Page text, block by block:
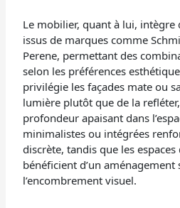
Le mobilier, quant à lui, intègre
issus de marques comme
Perene, permettant des
selon les préférences
privilégie les façades mate ou
lumière plutôt que de la
profondeur apaisant dans
minimalistes ou intégrées
discrète, tandis que les
bénéficient d’un
l’encombrement visuel.